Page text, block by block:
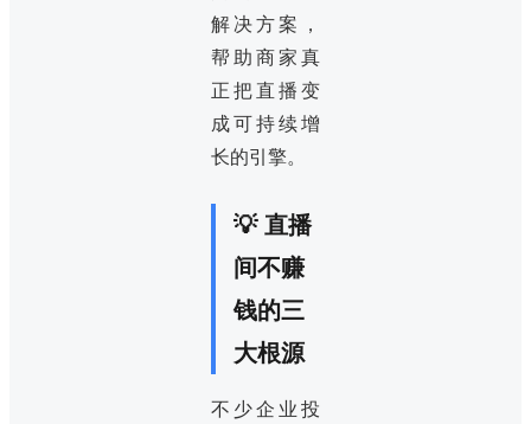
解决方案，
帮助商家真
正把直播变
成可持续增
长的引擎。
💡 直播
间不赚
钱的三
大根源
不少企业投